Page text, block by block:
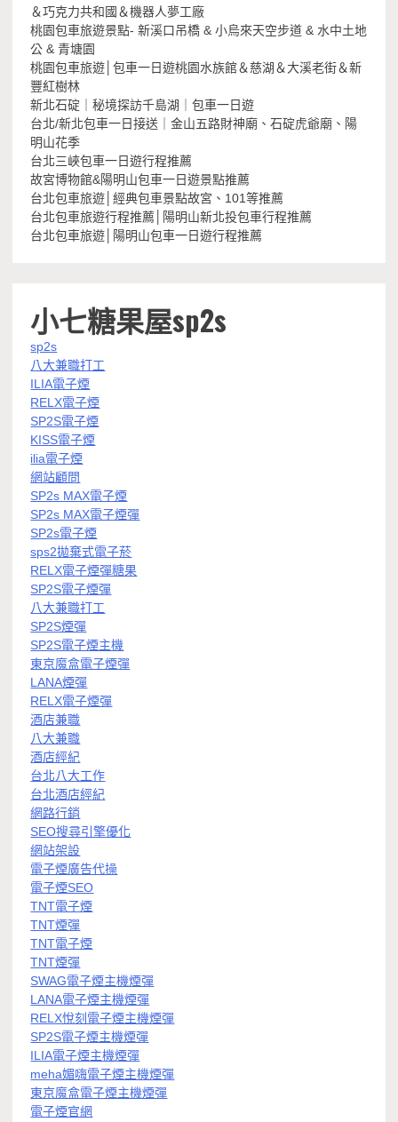
＆巧克力共和國＆機器人夢工廠
桃園包車旅遊景點- 新溪口吊橋 & 小烏來天空步道 & 水中土地
公 & 青塘園
桃園包車旅遊│包車一日遊桃園水族館＆慈湖＆大溪老街＆新
豐紅樹林
新北石碇｜秘境探訪千島湖｜包車一日遊
台北/新北包車一日接送｜金山五路財神廟、石碇虎爺廟、陽
明山花季
台北三峽包車一日遊行程推薦
故宮博物館&陽明山包車一日遊景點推薦
台北包車旅遊│經典包車景點故宮、101等推薦
台北包車旅遊行程推薦│陽明山新北投包車行程推薦
台北包車旅遊│陽明山包車一日遊行程推薦
小七糖果屋sp2s
sp2s
八大兼職打工
ILIA電子煙
RELX電子煙
SP2S電子煙
KISS電子煙
ilia電子煙
網站顧問
SP2s MAX電子煙
SP2s MAX電子煙彈
SP2s電子煙
sps2拋棄式電子菸
RELX電子煙彈糖果
SP2S電子煙彈
八大兼職打工
SP2S煙彈
SP2S電子煙主機
東京魔盒電子煙彈
LANA煙彈
RELX電子煙彈
酒店兼職
八大兼職
酒店經紀
台北八大工作
台北酒店經紀
網路行銷
SEO搜尋引擎優化
網站架設
電子煙廣告代操
電子煙SEO
TNT電子煙
TNT煙彈
TNT電子煙
TNT煙彈
SWAG電子煙主機煙彈
LANA電子煙主機煙彈
RELX悅刻電子煙主機煙彈
SP2S電子煙主機煙彈
ILIA電子煙主機煙彈
meha媚嗨電子煙主機煙彈
東京魔盒電子煙主機煙彈
電子煙官網